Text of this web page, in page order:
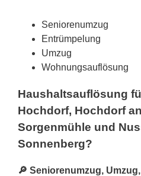
Seniorenumzug
Entrümpelung
Umzug
Wohnungsauflösung
Haushaltsauflösung
Hochdorf, Hochdorf
Sorgenmühle und
Sonnenberg?
🔎 Seniorenumzug,